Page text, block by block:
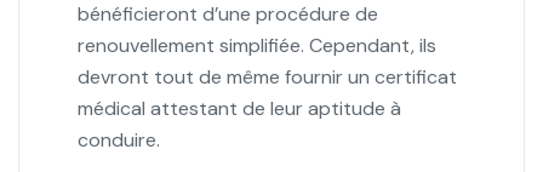
bénéficieront d’une procédure de
renouvellement simplifiée. Cependant, ils
devront tout de même fournir un certificat
médical attestant de leur aptitude à
conduire.